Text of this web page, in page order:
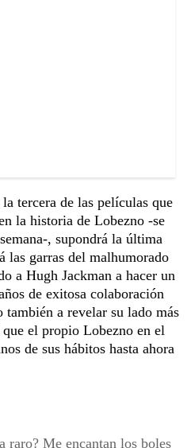
tercera de las películas que
la historia de Lobezno -se
, supondrá la última
las garras del malhumorado
a Hugh Jackman a hacer un
de exitosa colaboración
a revelar su lado más
el propio Lobezno en el
de sus hábitos hasta ahora
raro? Me encantan los boles